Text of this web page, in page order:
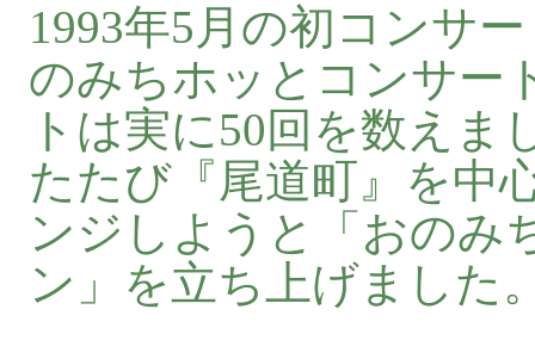
1993年5月の初コンサ
のみちホッとコンサー
トは実に50回を数え
たたび『尾道町』を中
ンジしようと「おのみ
ン」を立ち上げました